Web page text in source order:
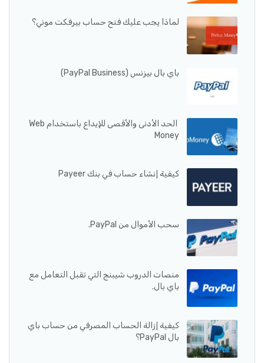
لماذا يجب عليك فتح حساب بيرفكت موني؟
باي بال بيزنس (PayPal Business)
الحد الأدنى والأقصى للإيداع باستخدام Web
Money
كيفية إنشاء حساب في بنك Payeer
سحب الأموال من PayPal.
منصات الدروب شيبنج التي تقبل التعامل مع
باي بال.
كيفية إزالة الحساب المصرفي من حساب باي
بال PayPal؟